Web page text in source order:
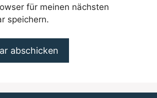
für meinen nächsten
speichern.